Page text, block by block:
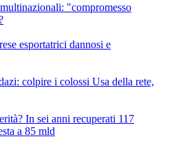
"compromesso
esportatrici dannosi e
colpire i colossi Usa della rete,
In sei anni recuperati 117
a 85 mld